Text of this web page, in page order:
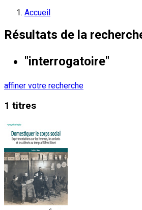
Accueil
Résultats de la
"interrogatoire"
affiner votre recherche
1 titres